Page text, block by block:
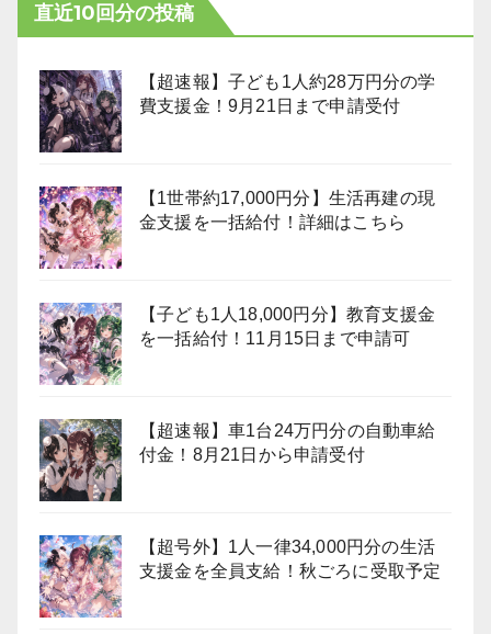
直近10回分の投稿
【超速報】子ども1人約28万円分の学
費支援金！9月21日まで申請受付
【1世帯約17,000円分】生活再建の現
金支援を一括給付！詳細はこちら
【子ども1人18,000円分】教育支援金
を一括給付！11月15日まで申請可
【超速報】車1台24万円分の自動車給
付金！8月21日から申請受付
【超号外】1人一律34,000円分の生活
支援金を全員支給！秋ごろに受取予定